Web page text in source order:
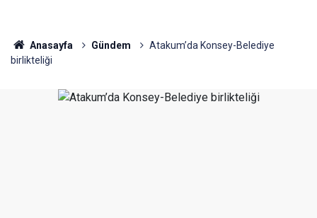
Anasayfa Gündem
Atakum’da Konsey-Belediye
birlikteliği